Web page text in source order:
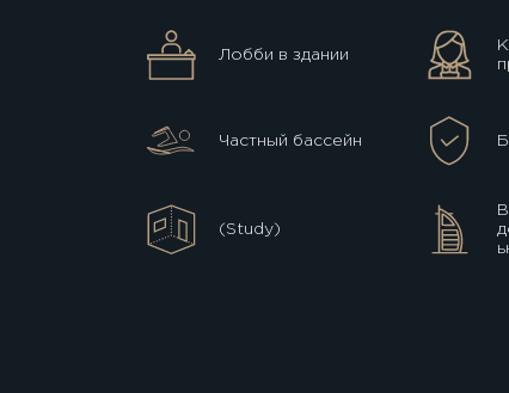
Лобби в здании
Частный бассейн
(Study)